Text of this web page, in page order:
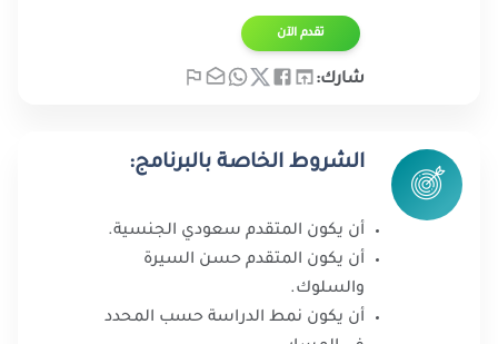
تقدم الآن​
شارك:
الشروط الخاصة بالبرنامج:
أن يكون المتقدم سعودي الجنسية.
أن يكون المتقدم حسن السيرة
والسلوك.
أن يكون نمط الدراسة حسب المحدد